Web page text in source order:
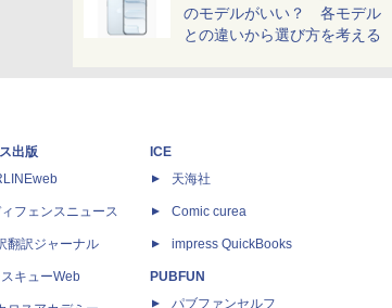
のモデルがいい？ 各モデル
との違いから選び方を考える
出版
フェンスニュース
翻訳ジャーナル
キューWeb
ICE
天海社
Comic curea
impress QuickBooks
PUBFUN
パブファンセルフ